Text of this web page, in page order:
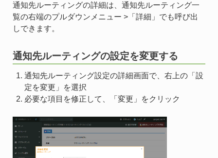
通知先ルーティングの詳細は、通知先ルーティング一
覧の右端のプルダウンメニュー >「詳細」でも呼び出
しできます。
通知先ルーティングの設定を変更する
通知先ルーティング設定の詳細画面で、右上の「設
定を変更」を選択
必要な項目を修正して、「変更」をクリック